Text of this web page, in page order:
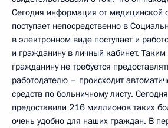
Сегодня информация от медицинской
поступает непосредственно в
в электронном виде поступает и
и гражданину в личный кабинет.
гражданину не требуется
работодателю – происходит
средств по больничному листу.
предоставили 216 миллионов таких
очень удобно для наших граждан. В